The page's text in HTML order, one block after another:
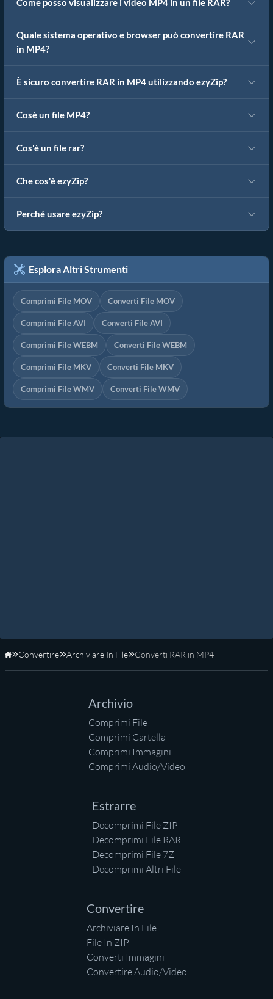
Come posso visualizzare i video MP4 in un file RAR?
Quale sistema operativo e browser può convertire RAR
in MP4?
È sicuro convertire RAR in MP4 utilizzando ezyZip?
Cosè un file MP4?
Cos'è un file rar?
Che cos'è ezyZip?
Perché usare ezyZip?
Esplora Altri Strumenti
Comprimi File MOV Converti File MOV
Comprimi File AVI Converti File AVI
Comprimi File WEBM Converti File WEBM
Comprimi File MKV Converti File MKV
Comprimi File WMV Converti File WMV
Home
Convertire Archiviare In File Converti RAR in MP4
Archivio
Comprimi File
Comprimi Cartella
Comprimi Immagini
Comprimi Audio/Video
Estrarre
Decomprimi File ZIP
Decomprimi File RAR
Decomprimi File 7Z
Decomprimi Altri File
Convertire
Archiviare In File
File In ZIP
Converti Immagini
Convertire Audio/Video